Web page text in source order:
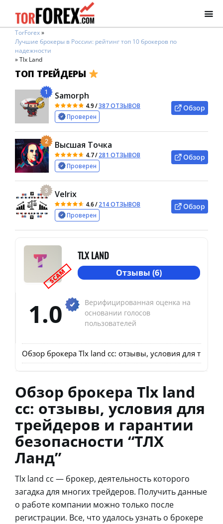
TorForex»
Лучшие брокеры в России: рейтинг топ 10 брокеров по
надежности
»Tlx Land
ТОП ТРЕЙДЕРЫ
1 Samorph
4.9/387 ОТЗЫВОВ
Проверен
Обзор
2 Высшая Точка
4.7/281 ОТЗЫВОВ
Проверен
Обзор
3 Velrix
4.6/214 ОТЗЫВОВ
Проверен
Обзор
SCAM
TLX LAND
Отзывы (6)
1.0
Верифицированная оценка на
основании голосов
пользователей
Обзор брокера Tlx land cc: отзывы, условия для
Обзор брокера Tlx land
cc: отзывы, условия для
трейдеров и гарантии
безопасности “ТЛХ
Ланд”
Tlx land cc — брокер, деятельность которого
загадка для многих трейдеров. Получить данные
о работе компании можно только после
регистрации. Все, что удалось узнать о брокере